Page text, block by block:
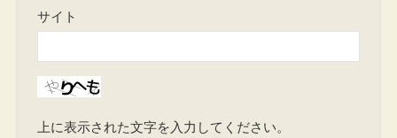
サイト
上に表示された文字を入力してください。